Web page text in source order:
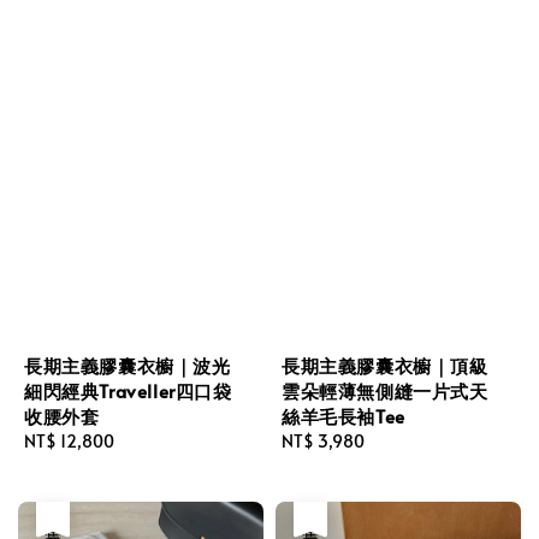
長期主義膠囊衣櫥｜波光
細閃經典Traveller四口袋
收腰外套
Regular
NT$ 12,800
長期主義膠囊衣櫥｜頂級
雲朵輕薄無側縫一片式天
絲羊毛長袖Tee
Regular
NT$ 3,980